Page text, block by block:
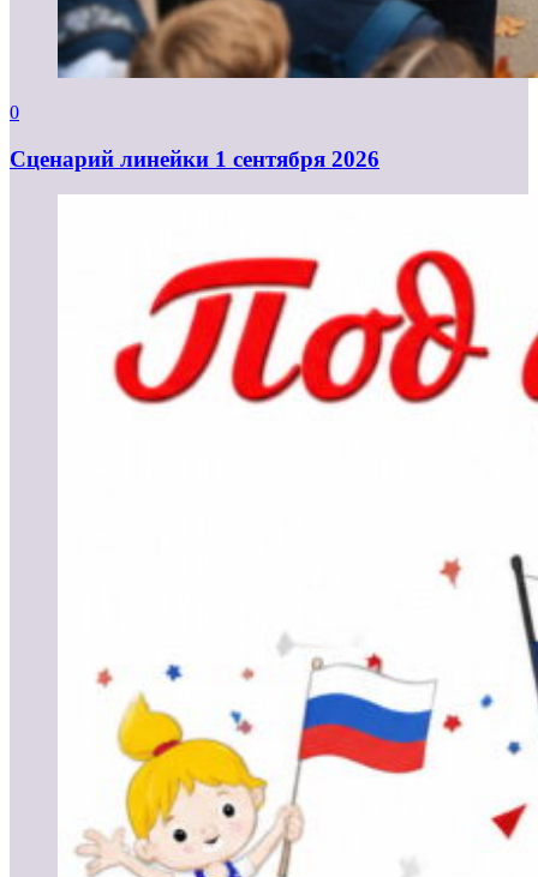
0
Cценарий линейки 1 сентября 2026